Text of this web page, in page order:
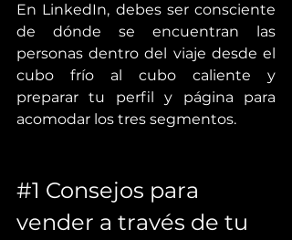
En LinkedIn, debes ser consciente
de dónde se encuentran las
personas dentro del viaje desde el
cubo frío al cubo caliente y
preparar tu perfil y página para
acomodar los tres segmentos.
#1 Consejos para
vender a través de tu